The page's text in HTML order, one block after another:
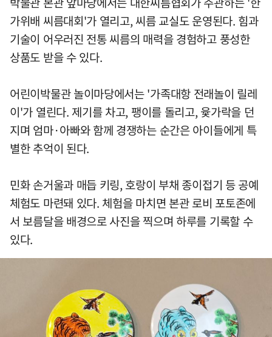
가위배 씨름대회'가 열리고, 씨름 교실도 운영된다. 힘과
기술이 어우러진 전통 씨름의 매력을 경험하고 풍성한
상품도 받을 수 있다.
어린이박물관 놀이마당에서는 '가족대항 전래놀이 릴레
이'가 열린다. 제기를 차고, 팽이를 돌리고, 윷가락을 던
지며 엄마·아빠와 함께 경쟁하는 순간은 아이들에게 특
별한 추억이 된다.
민화 손거울과 매듭 키링, 호랑이 부채 종이접기 등 공예
체험도 마련돼 있다. 체험을 마치면 본관 로비 포토존에
서 보름달을 배경으로 사진을 찍으며 하루를 기록할 수
있다.